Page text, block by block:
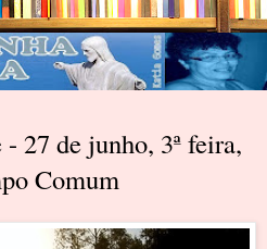
27 de junho, 3ª feira,
Comum